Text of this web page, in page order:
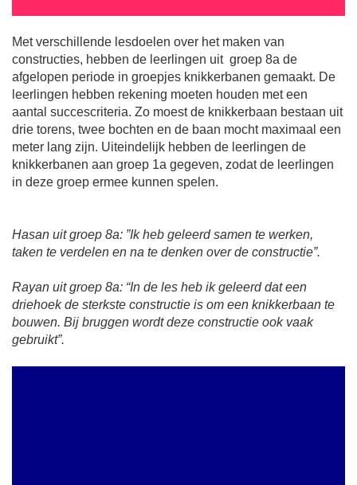
Met verschillende lesdoelen over het maken van
constructies, hebben de leerlingen uit groep 8a de
afgelopen periode in groepjes knikkerbanen gemaakt. De
leerlingen hebben rekening moeten houden met een
aantal succescriteria. Zo moest de knikkerbaan bestaan uit
drie torens, twee bochten en de baan mocht maximaal een
meter lang zijn. Uiteindelijk hebben de leerlingen de
knikkerbanen aan groep 1a gegeven, zodat de leerlingen
in deze groep ermee kunnen spelen.
Hasan uit groep 8a: ”Ik heb geleerd samen te werken,
taken te verdelen en na te denken over de constructie”.
Rayan uit groep 8a: “In de les heb ik geleerd dat een
driehoek de sterkste constructie is om een knikkerbaan te
bouwen. Bij bruggen wordt deze constructie ook vaak
gebruikt”.